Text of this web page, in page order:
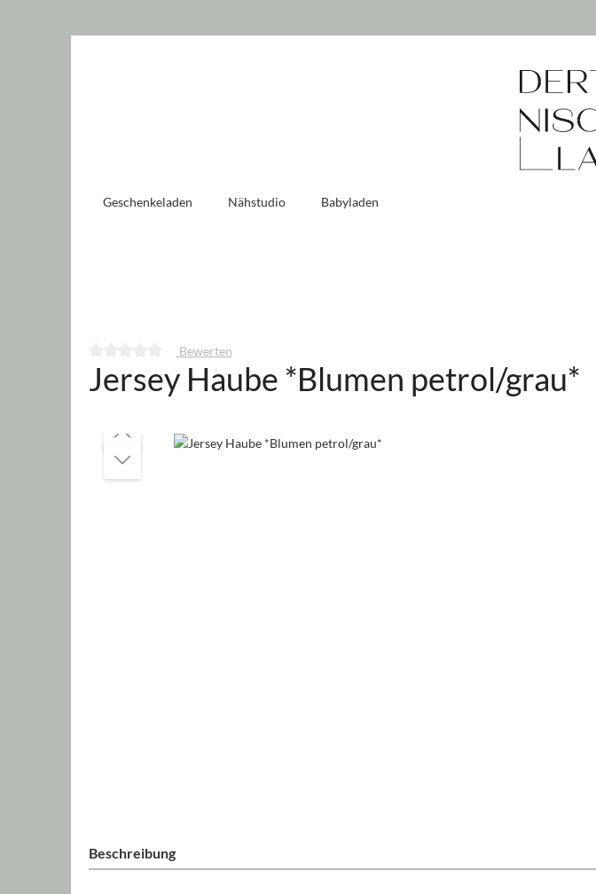
Geschenkeladen Nähstudio Babyladen
Durchschnittliche Bewertung von 0 von 5 Sternen
Bewerten
Jersey Haube *Blumen petrol/grau*
Bildergalerie überspringen
Beschreibung